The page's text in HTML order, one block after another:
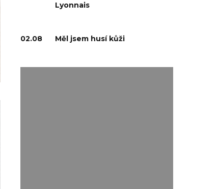
Lyonnais
02.08 Měl jsem husí kůži